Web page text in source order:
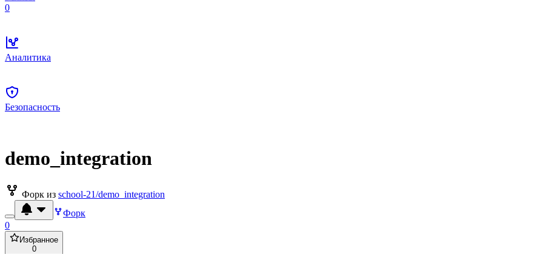
0
Аналитика
Безопасность
demo_integration
Форк из school-21/demo_integration
Форк
0
Избранное
0